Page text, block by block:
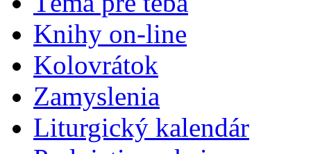
Knihy on-line
Kolovrátok
Zamyslenia
Liturgický kalendár